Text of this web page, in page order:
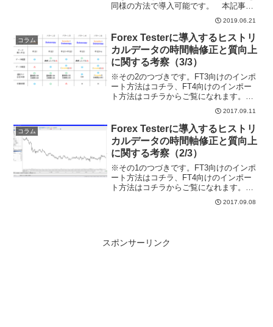
同様の方法で導入可能です。 本記事で
ータを導入する方法を紹介します。 当
サイトでは、これまでFT...
2019.06.21
コラム
Forex Testerに導入するヒストリ
カルデータの時間軸修正と質向上
に関する考察（3/3）
※その2のつづきです。FT3向けのインポ
ート方法はコチラ、FT4向けのインポー
ト方法はコチラからご覧になれます。当
記事は、FT2向けとなっています。 前
回記事では質の良いヒストリカルデータ
をForex Tester2に上書きする方法につい
て...
2017.09.11
コラム
Forex Testerに導入するヒストリ
カルデータの時間軸修正と質向上
に関する考察（2/3）
※その1のつづきです。FT3向けのインポ
ート方法はコチラ、FT4向けのインポー
ト方法はコチラからご覧になれます。当
記事は、FT2向けとなっています。精度
の低いヒストリカルデータを向上させる
2017.09.08
スポンサーリンク